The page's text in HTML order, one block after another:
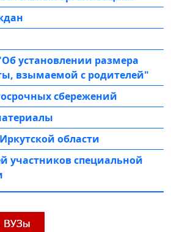
установлении размера
взымаемой с родителей"
сбережений
области
участников специальной